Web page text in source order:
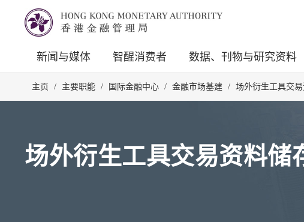
新闻与媒体 智醒消费者 数据、刊物与研究资料
主页 / 主要职能 / 国际金融中心 / 金融市场基建 / 场外衍生工具交
场外衍生工具交易资料储